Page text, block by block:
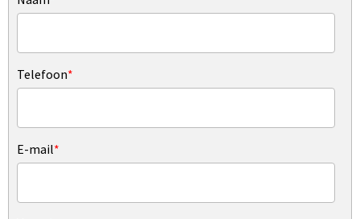
Telefoon*
E-mail*